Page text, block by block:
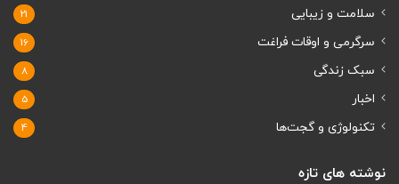
سلامت و زیبایی 21
سرگرمی و اوقات فراغت 16
سبک زندگی 8
اخبار 5
تکنولوژی و گجت‌ها 4
نوشته های تازه